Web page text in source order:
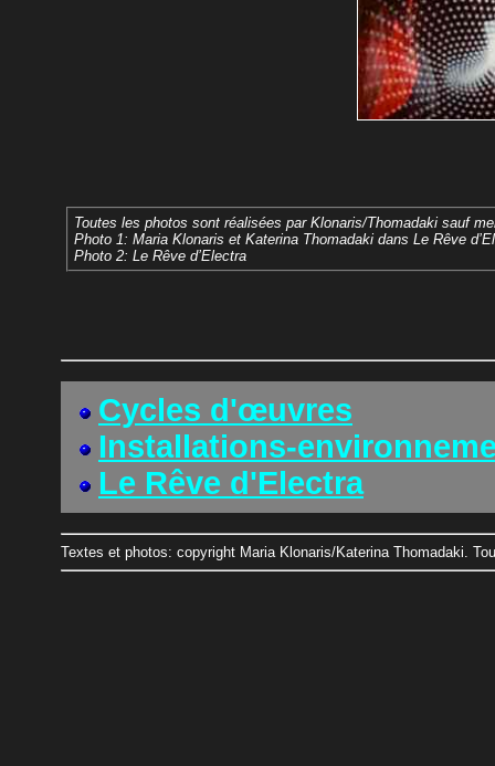
Toutes les photos sont réalisées par Klonaris/Thomadaki sauf
Photo 1: Maria Klonaris et Katerina Thomadaki dans Le Rêve
Photo 2: Le Rêve d’Electra
Cycles d'œuvres
Installations-
Le Rêve d'Electra
Textes et photos: copyright Maria Klonaris/Katerina Thomadaki.